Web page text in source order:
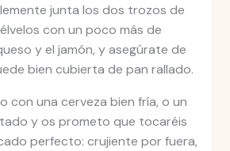
junta los dos trozos de
con un poco más de
y el jamón, y asegúrate de
bien cubierta de pan rallado.
con una cerveza bien fría, o un
y os prometo que tocaréis
perfecto: crujiente por fuera,